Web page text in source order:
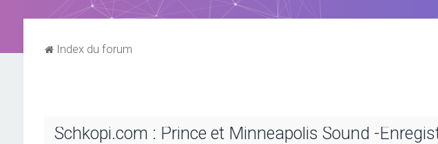
Index du forum
Schkopi.com : Prince et Minneapolis Sound -